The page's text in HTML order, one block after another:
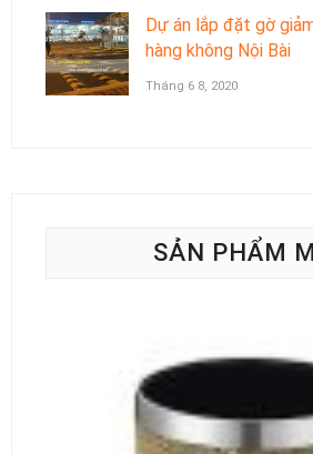
Dự án lắp đặt gờ
hàng không Nội Bài
Tháng 6 8, 2020
SẢN PHẨM